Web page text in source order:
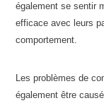
également se sentir
efficace avec leurs
comportement.
Les problèmes de
également être